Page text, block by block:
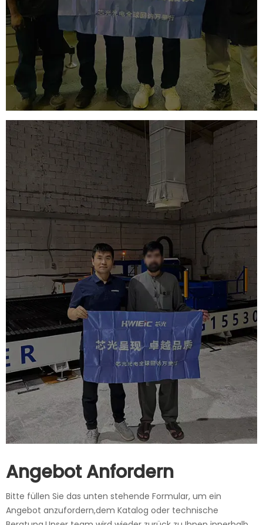
Angebot Anfordern
Bitte füllen Sie das unten stehende Formular, um ein
Angebot anzufordern,dem Katalog oder technische